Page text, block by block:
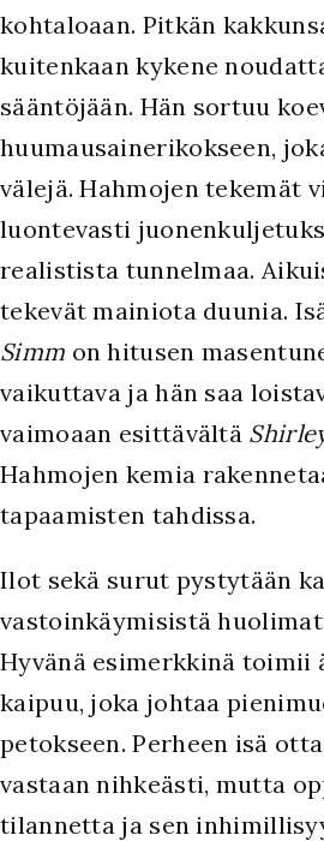
kohtaloaan. Pitkän
kuitenkaan kykene
sääntöjään. Hän sortuu
huumausainerikokseen,
välejä. Hahmojen tekemät
luontevasti
realistista tunnelmaa.
tekevät mainiota duunia.
Simm on hitusen
vaikuttava ja hän saa
vaimoaan esittävältä
Hahmojen kemia
tapaamisten tahdissa.
Ilot sekä surut pystytään
vastoinkäymisistä
Hyvänä esimerkkinä toimii
kaipuu, joka johtaa
petokseen. Perheen isä
vastaan nihkeästi, mutta
tilannetta ja sen